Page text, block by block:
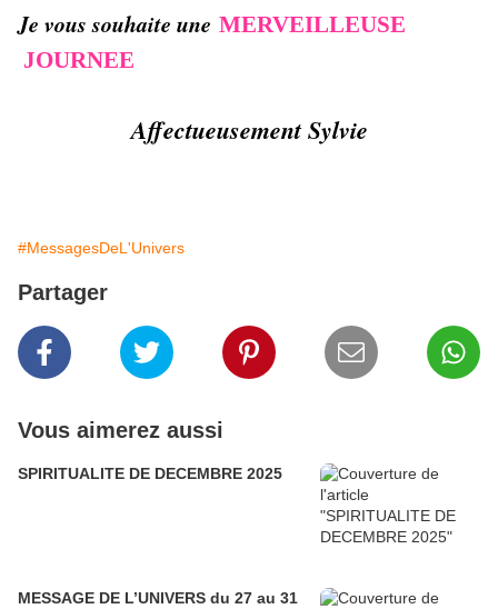
Je vous souhaite une MERVEILLEUSE
JOURNEE
Affectueusement Sylvie
#MessagesDeL'Univers
Partager
Vous aimerez aussi
SPIRITUALITE DE DECEMBRE 2025
MESSAGE DE L’UNIVERS du 27 au 31